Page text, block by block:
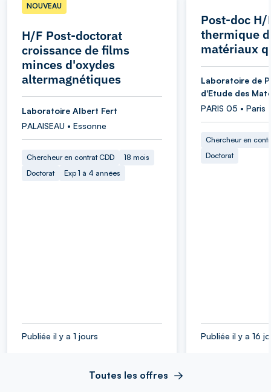
H/F Post-doctorat
croissance de films
minces d'oxydes
altermagnétiques
NOUVEAU
Laboratoire Albert Fert
PALAISEAU • Essonne
Chercheur en contrat CDD
18 mois
Doctorat
Exp 1 à 4 années
Publiée il y a 1 jours
Post-doc
thermique
matériaux
Laboratoire de
d'Etude des
PARIS 05 • Paris
Chercheur en
Doctorat
Publiée il y a 16
Toutes les offres